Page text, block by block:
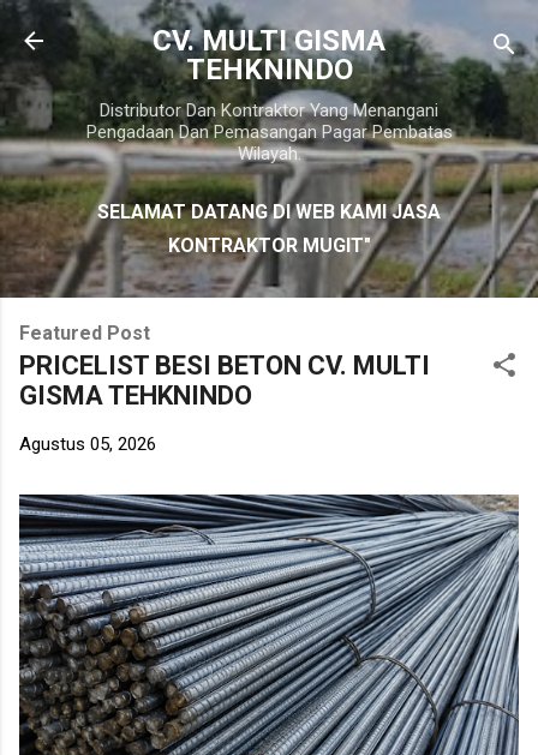
Langsung ke konten utama
CV. MULTI GISMA
TEHKNINDO
Distributor Dan Kontraktor Yang Menangani
Pengadaan Dan Pemasangan Pagar Pembatas
Wilayah.
SELAMAT DATANG DI WEB KAMI JASA
KONTRAKTOR MUGIT"
Featured Post
PRICELIST BESI BETON CV. MULTI
GISMA TEHKNINDO
Agustus 05, 2026